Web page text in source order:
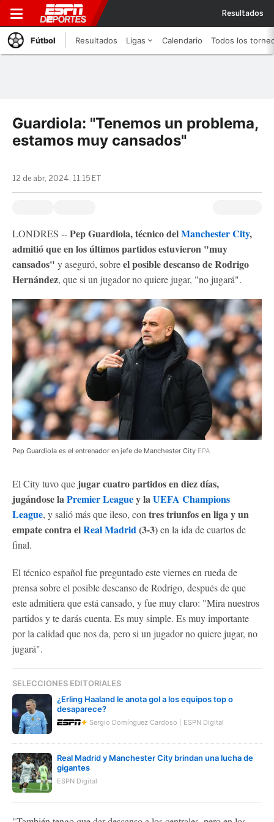
Resultados
Fútbol Resultados Ligas Calendario Todos los
Guardiola: "Tenemos un problema,
estamos muy cansados"
12 de abr, 2024, 11:15 ET
LONDRES --Pep Guardiola, técnico delManchester City,
admitió que en los últimos partidos estuvieron "muy
cansados" y aseguró, sobreel posible descanso de Rodrigo
Hernández, que si un jugador no quiere jugar, "no jugará".
Pep Guardiola es el entrenador en jefe de Manchester City EPA
El City tuvo que jugar cuatro partidos en diez días,
jugándose laPremier Leaguey laUEFA Champions
League, y salió más que ileso, con tres triunfos en liga y un
empate contra elReal Madrid(3-3)en la ida de cuartos de
final.
El técnico español fue preguntado este viernes en rueda de
prensa sobre el posible descanso de Rodrigo, después de que
este admitiera que está cansado, y fue muy claro: "Mira nuestros
partidos y te darás cuenta. Es muy simple. Es muy importante
por la calidad que nos da, pero si un jugador no quiere jugar, no
jugará".
SELECCIONES EDITORIALES
¿Erling Haaland le anota gol a los equipos top o
desaparece?
Sergio Domínguez Cardoso | ESPN Digital
Real Madrid y Manchester City brindan una lucha de
gigantes
ESPN Digital